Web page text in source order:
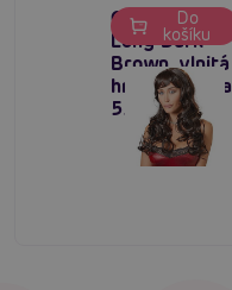
Cottelli Wig
Long Dark
Brown, vlnitá
hnědá paruka
55 cm
Do
košíku